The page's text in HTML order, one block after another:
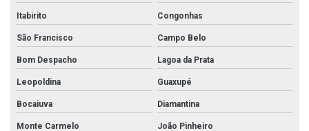
Itabirito Congonhas
São Francisco Campo Belo
Bom Despacho Lagoa da Prata
Leopoldina Guaxupé
Bocaiuva Diamantina
Monte Carmelo João Pinheiro